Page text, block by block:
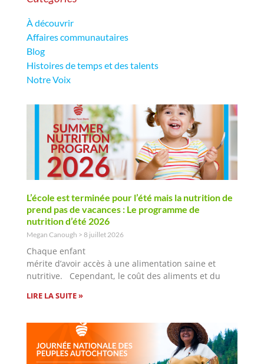
À découvrir
Affaires communautaires
Blog
Histoires de temps et des talents
Notre Voix
L’école est terminée pour l’été mais la nutrition de
prend pas de vacances : Le programme de
nutrition d’été 2026
Megan Canough 8 juillet 2026
Chaque enfant
mérite d’avoir accès à une alimentation saine et
nutritive. Cependant, le coût des aliments et du
LIRE LA SUITE »